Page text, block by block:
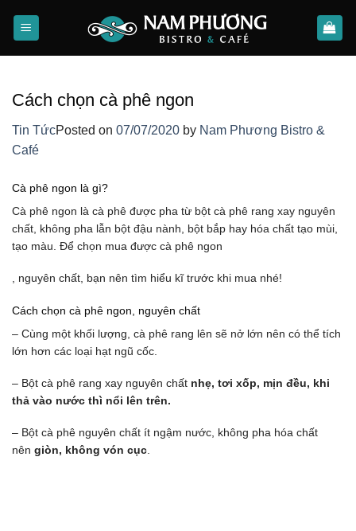
Cách chọn cà phê ngon
Tin TứcPosted on 07/07/2020 by Nam Phương Bistro &
Café
Cà phê ngon là gì?
Cà phê ngon là cà phê được pha từ bột cà phê rang xay nguyên
chất, không pha lẫn bột đậu nành, bột bắp hay hóa chất tạo mùi,
tạo màu. Để chọn mua được cà phê ngon
doxycycline
, nguyên chất, bạn nên tìm hiểu kĩ trước khi mua nhé!
Cách chọn cà phê ngon, nguyên chất
– Cùng một khối lượng, cà phê rang lên sẽ nở lớn nên có thể tích
lớn hơn các loại hạt ngũ cốc.
– Bột cà phê rang xay nguyên chất nhẹ, tơi xốp, mịn đều, khi
thả vào nước thì nổi lên trên.
– Bột cà phê nguyên chất ít ngậm nước, không pha hóa chất
nên giòn, không vón cục